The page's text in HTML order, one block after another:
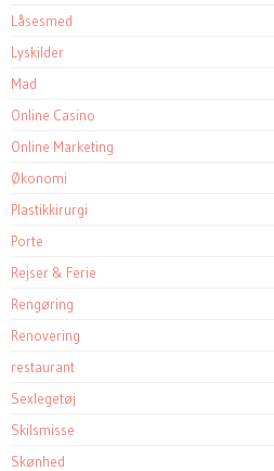
Låsesmed
Lyskilder
Mad
Online Casino
Online Marketing
Økonomi
Plastikkirurgi
Porte
Rejser & Ferie
Rengøring
Renovering
restaurant
Sexlegetøj
Skilsmisse
Skønhed